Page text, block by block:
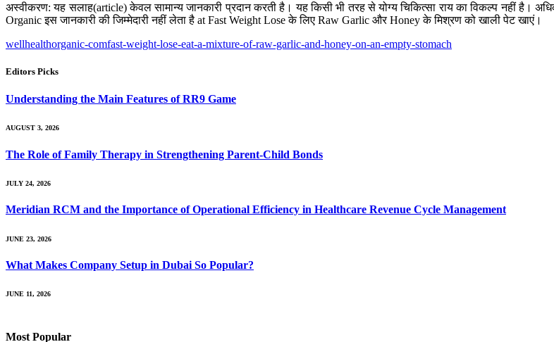
अस्वीकरण: यह सलाह(article) केवल सामान्य जानकारी प्रदान करती है। यह किसी भी तरह से योग्य चिकित्सा राय का विकल्प नहीं है।
Organic इस जानकारी की जिम्मेदारी नहीं लेता है at Fast Weight Lose के लिए Raw Garlic और Honey के मिश्रण को खाली पेट खाएं।
wellhealthorganic-comfast-weight-lose-eat-a-mixture-of-raw-garlic-and-honey-on-an-empty-stomach
Editors Picks
Understanding the Main Features of RR9 Game
AUGUST 3, 2026
The Role of Family Therapy in Strengthening Parent-Child Bonds
JULY 24, 2026
Meridian RCM and the Importance of Operational Efficiency in Healthcare Revenue Cycle Management
JUNE 23, 2026
What Makes Company Setup in Dubai So Popular?
JUNE 11, 2026
Most Popular